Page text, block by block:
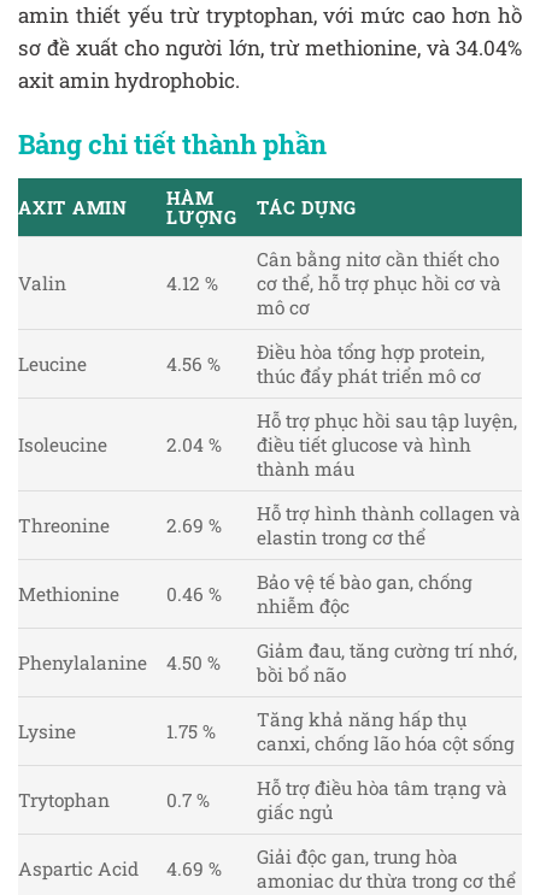
amin thiết yếu trừ tryptophan, với mức cao hơn hồ
sơ đề xuất cho người lớn, trừ methionine, và 34.04%
axit amin hydrophobic.
Bảng chi tiết thành phần
AXIT AMIN
HÀM
LƯỢNG
TÁC DỤNG
Valin 4.12 %
Cân bằng nitơ cần thiết cho
cơ thể, hỗ trợ phục hồi cơ và
mô cơ
Leucine 4.56 %
Điều hòa tổng hợp protein,
thúc đẩy phát triển mô cơ
Isoleucine 2.04 %
Hỗ trợ phục hồi sau tập luyện,
điều tiết glucose và hình
thành máu
Threonine 2.69 %
Hỗ trợ hình thành collagen và
elastin trong cơ thể
Methionine 0.46 %
Bảo vệ tế bào gan, chống
nhiễm độc
Phenylalanine 4.50 %
Giảm đau, tăng cường trí nhớ,
bồi bổ não
Lysine 1.75 %
Tăng khả năng hấp thụ
canxi, chống lão hóa cột sống
Trytophan 0.7 %
Hỗ trợ điều hòa tâm trạng và
giấc ngủ
Aspartic Acid 4.69 %
Giải độc gan, trung hòa
amoniac dư thừa trong cơ thể